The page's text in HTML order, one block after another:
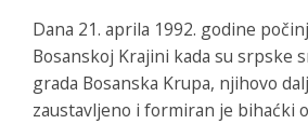
Dana 21. aprila 1992. godine
Bosanskoj Krajini kada su srpske
grada Bosanska Krupa, njihovo
zaustavljeno i formiran je bihaćki